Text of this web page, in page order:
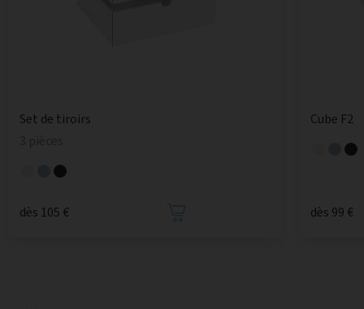
Set de tiroirs
dès 105 €
Cube F2
dès 99 €